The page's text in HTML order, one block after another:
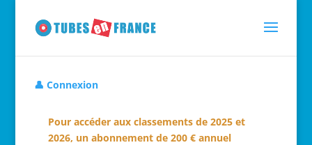
👤 Connexion
Pour accéder aux classements de 2025 et
2026, un abonnement de 200 € annuel